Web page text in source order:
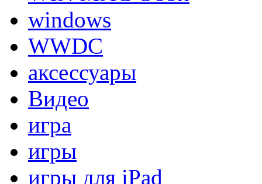
windows
WWDC
аксессуары
Видео
игра
игры
игры для iPad